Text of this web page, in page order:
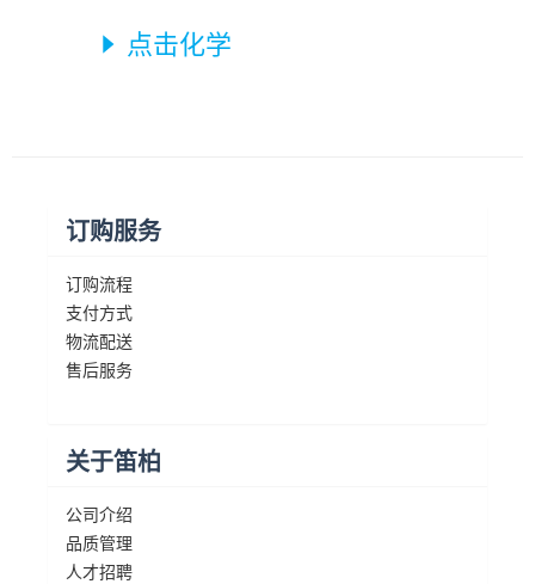
 点击化学
订购服务
订购流程
支付方式
物流配送
售后服务
关于笛柏
公司介绍
品质管理
人才招聘